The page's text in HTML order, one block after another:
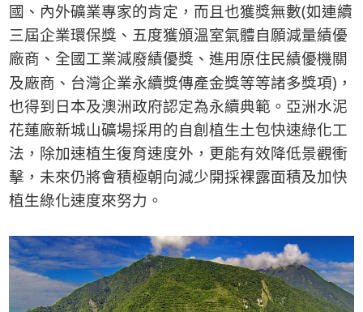
國、內外礦業專家的肯定，而且也獲獎無數(如連續
三屆企業環保獎、五度獲頒溫室氣體自願減量績優
廠商、全國工業減廢績優獎、進用原住民績優機關
及廠商、台灣企業永續獎傳產金獎等等諸多獎項) ，
也得到日本及澳洲政府認定為永續典範。亞洲水泥
花蓮廠新城山礦場採用的自創植生土包快速綠化工
法，除加速植生復育速度外，更能有效降低景觀衝
擊，未來仍將會積極朝向減少開採裸露面積及加快
植生綠化速度來努力。